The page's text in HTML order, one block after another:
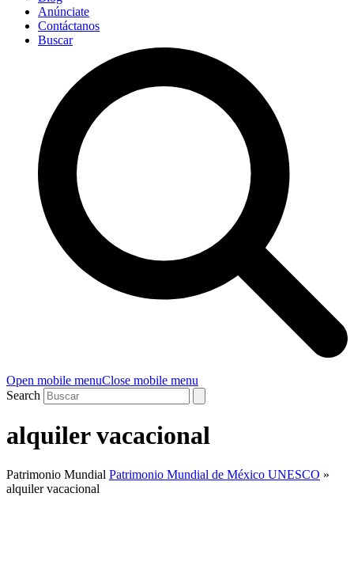
Anúnciate
Contáctanos
Buscar
Open mobile menuClose mobile menu
Search
alquiler vacacional
Patrimonio Mundial Patrimonio Mundial de México UNESCO »
alquiler vacacional